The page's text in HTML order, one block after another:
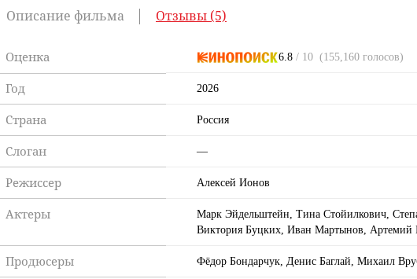
Описание фильма Отзывы (5)
Оценка 6.8 / 10 (155,160 голосов)
Год 2026
Страна Россия
Слоган —
Режиссер Алексей Ионов
Актеры
Марк Эйдельштейн, Тина Стойилкович,
Виктория Буцких, Иван Мартынов, Артемий
Продюсеры Фёдор Бондарчук, Денис Баглай, Михаил